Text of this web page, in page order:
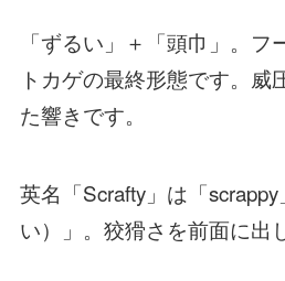
「ずるい」＋「頭巾」。フ
トカゲの最終形態です。威
た響きです。
英名「Scrafty」は「
い）」。狡猾さを前面に出